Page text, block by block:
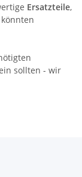
Ersatzteile,
sollten - wir